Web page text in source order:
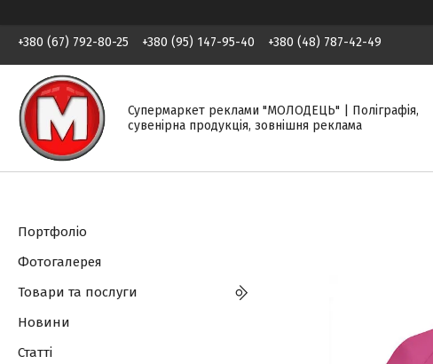
+380 (67) 792-80-25 +380 (95) 147-95-40 +380 (48) 787-42-49
Супермаркет реклами "МОЛОДЕЦЬ" | Поліграфія,
сувенірна продукція, зовнішня реклама
Портфоліо
Фотогалерея
Товари та послуги
Новини
Статті